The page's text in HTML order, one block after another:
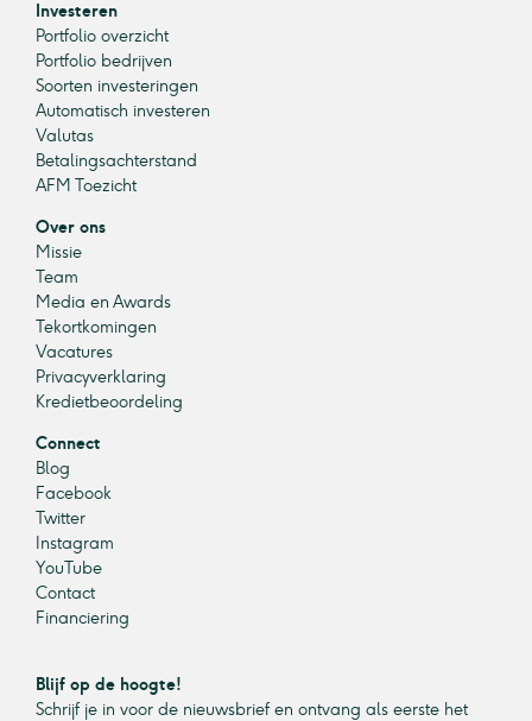
Investeren
Portfolio overzicht
Portfolio bedrijven
Soorten investeringen
Automatisch investeren
Valutas
Betalingsachterstand
AFM Toezicht
Over ons
Missie
Team
Media en Awards
Tekortkomingen
Vacatures
Privacyverklaring
Kredietbeoordeling
Connect
Blog
Facebook
Twitter
Instagram
YouTube
Contact
Financiering
Blijf op de hoogte!
Schrijf je in voor de nieuwsbrief en ontvang als eerste het